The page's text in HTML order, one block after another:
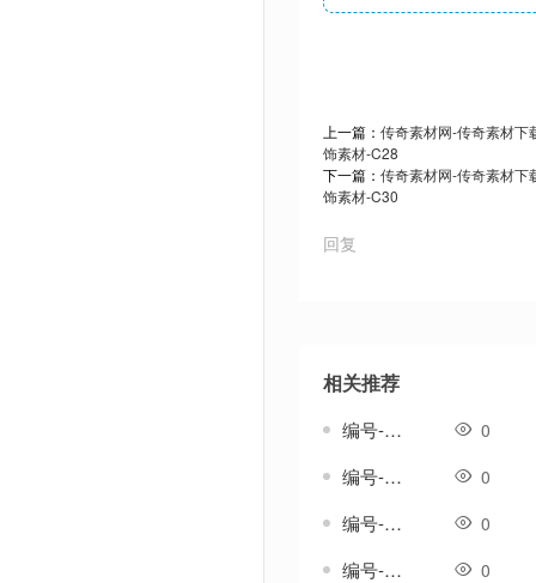
上一篇： 传奇素材网-传奇素材下
饰素材-C28
下一篇： 传奇素材网-传奇素材下
饰素材-C30
回复
相关推荐
编号-雄浑套-传奇分体剑甲素材 0
编号-雅生涟套-传奇一体剑甲素材 0
编号-雨吟套-传奇一体剑甲素材 0
编号-雨纹套-传奇一体剑甲素材 0